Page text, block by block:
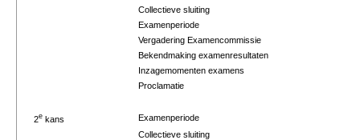
Collectieve sluiting
Examenperiode
Vergadering Examencommissie
Bekendmaking examenresultaten
Inzagemomenten examens
Proclamatie
2e kans
Examenperiode
Collectieve sluiting